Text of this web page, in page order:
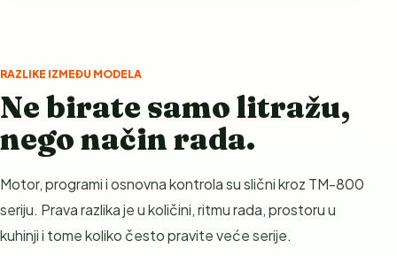
RAZLIKE IZMEĐU MODELA
Ne birate samo litražu,
nego način rada.
Motor, programi i osnovna kontrola su slični kroz TM-800
seriju. Prava razlika je u količini, ritmu rada, prostoru u
kuhinji i tome koliko često pravite veće serije.